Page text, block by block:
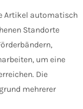
Artikel automatisch
Standorte
um eine
Die
mehrerer